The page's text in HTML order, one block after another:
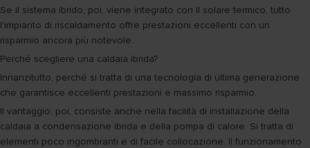
Se il sistema ibrido, poi, viene integrato con il solare termico, tutto
l'impianto di riscaldamento offre prestazioni eccellenti con un
risparmio ancora più notevole.
Perché scegliere una caldaia ibrida?
Innanzitutto, perché si tratta di una tecnologia di ultima generazione
che garantisce eccellenti prestazioni e massimo risparmio.
Il vantaggio, poi, consiste anche nella facilità di installazione della
caldaia a condensazione ibrida e della pompa di calore. Si tratta di
elementi poco ingombranti e di facile collocazione. Il funzionamento